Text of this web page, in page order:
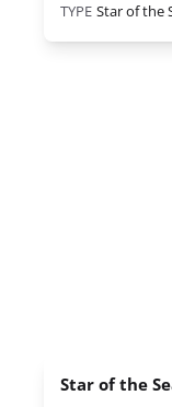
TYPE Star of the
Star of the